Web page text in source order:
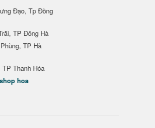
Đạo, Tp Đồng
TP Đông Hà
TP Hà
TP Thanh Hóa
hoa